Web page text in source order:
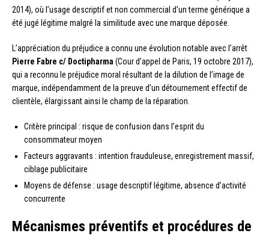
2014), où l’usage descriptif et non commercial d’un terme générique a
été jugé légitime malgré la similitude avec une marque déposée.
L’appréciation du préjudice a connu une évolution notable avec l’arrêt
Pierre Fabre c/ Doctipharma (Cour d’appel de Paris, 19 octobre 2017),
qui a reconnu le préjudice moral résultant de la dilution de l’image de
marque, indépendamment de la preuve d’un détournement effectif de
clientèle, élargissant ainsi le champ de la réparation.
Critère principal : risque de confusion dans l’esprit du
consommateur moyen
Facteurs aggravants : intention frauduleuse, enregistrement massif,
ciblage publicitaire
Moyens de défense : usage descriptif légitime, absence d’activité
concurrente
Mécanismes préventifs et procédures de